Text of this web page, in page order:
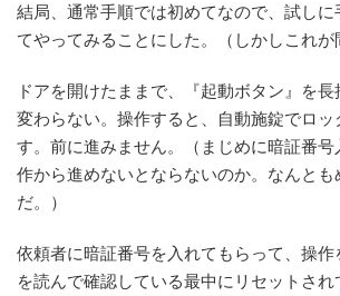
結局、通常手順では初めてなので、試しに
てやってみることにした。（しかしこれが
ドアを開けたままで、『起動ボタン』を
変わらない。操作すると、自動施錠でロッ
す。前に進みません。（まじめに暗証番号
作から進めないとならないのか。なんとも
だ。）
依頼者に暗証番号を入れてもらって、操作
を読んで確認している最中にリセットされ